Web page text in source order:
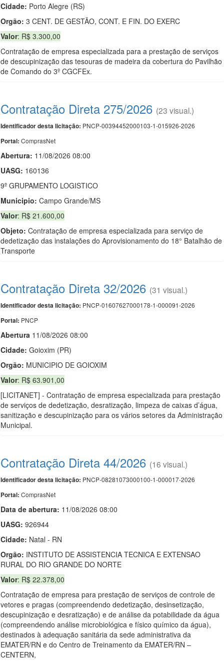
Cidade: Porto Alegre (RS)
Orgão: 3 CENT. DE GESTÃO, CONT. E FIN. DO EXERC
Valor: R$ 3.300,00
Contratação de empresa especializada para a prestação de serviços
de descupinização das tesouras de madeira da cobertura do Pavilhão
de Comando do 3º CGCFEx.
Contratação Direta 275/2026 (23 visual.)
Identificador desta licitação: PNCP-00394452000103-1-015926-2026
Portal: ComprasNet
Abertura: 11/08/2026 08:00
UASG: 160136
9º GRUPAMENTO LOGISTICO
Municipio: Campo Grande/MS
Valor: R$ 21.600,00
Objeto: Contratação de empresa especializada para serviço de
dedetização das instalações do Aprovisionamento do 18° Batalhão de
Transporte
Contratação Direta 32/2026 (31 visual.)
Identificador desta licitação: PNCP-01607627000178-1-000091-2026
Portal: PNCP
Abertura 11/08/2026 08:00
Cidade: Goioxim (PR)
Orgão: MUNICIPIO DE GOIOXIM
Valor: R$ 63.901,00
[LICITANET] - Contratação de empresa especializada para prestação
de serviços de dedetização, desratização, limpeza de caixas d’água,
sanitização e descupinização para os vários setores da Administração
Municipal.
Contratação Direta 44/2026 (16 visual.)
Identificador desta licitação: PNCP-08281073000100-1-000017-2026
Portal: ComprasNet
Data de abertura: 11/08/2026 08:00
UASG: 926944
Cidade: Natal - RN
Orgão: INSTITUTO DE ASSISTENCIA TECNICA E EXTENSAO
RURAL DO RIO GRANDE DO NORTE
Valor: R$ 22.378,00
Contratação de empresa para prestação de serviços de controle de
vetores e pragas (compreendendo dedetização, desinsetização,
descupinização e desratização) e de análise da potabilidade da água
(compreendendo análise microbiológica e físico químico da água),
destinados à adequação sanitária da sede administrativa da
EMATER/RN e do Centro de Treinamento da EMATER/RN –
CENTERN,